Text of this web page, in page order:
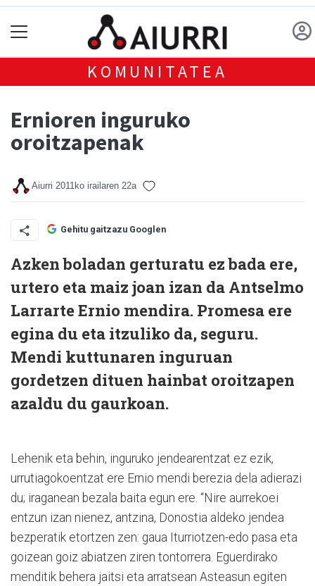
KOMUNITATEA
Ernioren inguruko
oroitzapenak
Aiurri 2011ko irailaren 22a
Gehitu gaitzazu Googlen
Azken boladan gerturatu ez bada ere,
urtero eta maiz joan izan da Antselmo
Larrarte Ernio mendira. Promesa ere
egina du eta itzuliko da, seguru.
Mendi kuttunaren inguruan
gordetzen dituen hainbat oroitzapen
azaldu du gaurkoan.
Lehenik eta behin, inguruko jendearentzat ez ezik,
urrutiagokoentzat ere Ernio mendi berezia dela adierazi
du; iraganean bezala baita egun ere. “Nire aurrekoei
entzun izan nienez, antzina, Donostia aldeko jendea
bezperatik etortzen zen: gaua Iturriotzen-edo pasa eta
goizean goiz abiatzen ziren tontorrera. Eguerdirako
menditik behera jaitsi eta arratsean Asteasun egiten